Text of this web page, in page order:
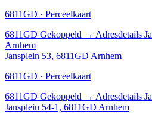
6811GD · Perceelkaart
6811GD Gekoppeld → Adresdetails
Arnhem
Jansplein 53, 6811GD Arnhem
6811GD · Perceelkaart
6811GD Gekoppeld → Adresdetails
Jansplein 54-1, 6811GD Arnhem